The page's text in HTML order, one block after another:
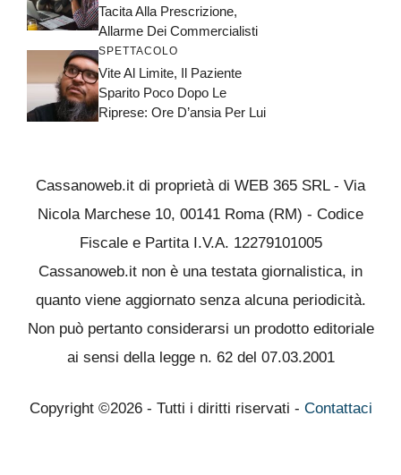
Tacita Alla Prescrizione,
Allarme Dei Commercialisti
SPETTACOLO
Vite Al Limite, Il Paziente
Sparito Poco Dopo Le
Riprese: Ore D’ansia Per Lui
Cassanoweb.it di proprietà di WEB 365 SRL - Via
Nicola Marchese 10, 00141 Roma (RM) - Codice
Fiscale e Partita I.V.A. 12279101005
Cassanoweb.it non è una testata giornalistica, in
quanto viene aggiornato senza alcuna periodicità.
Non può pertanto considerarsi un prodotto editoriale
ai sensi della legge n. 62 del 07.03.2001
Copyright ©2026 - Tutti i diritti riservati - Contattaci